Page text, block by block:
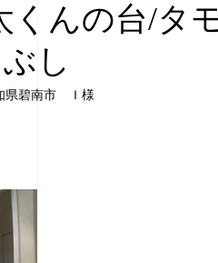
くんの台/タ
ぶし
県碧南市 Ｉ様